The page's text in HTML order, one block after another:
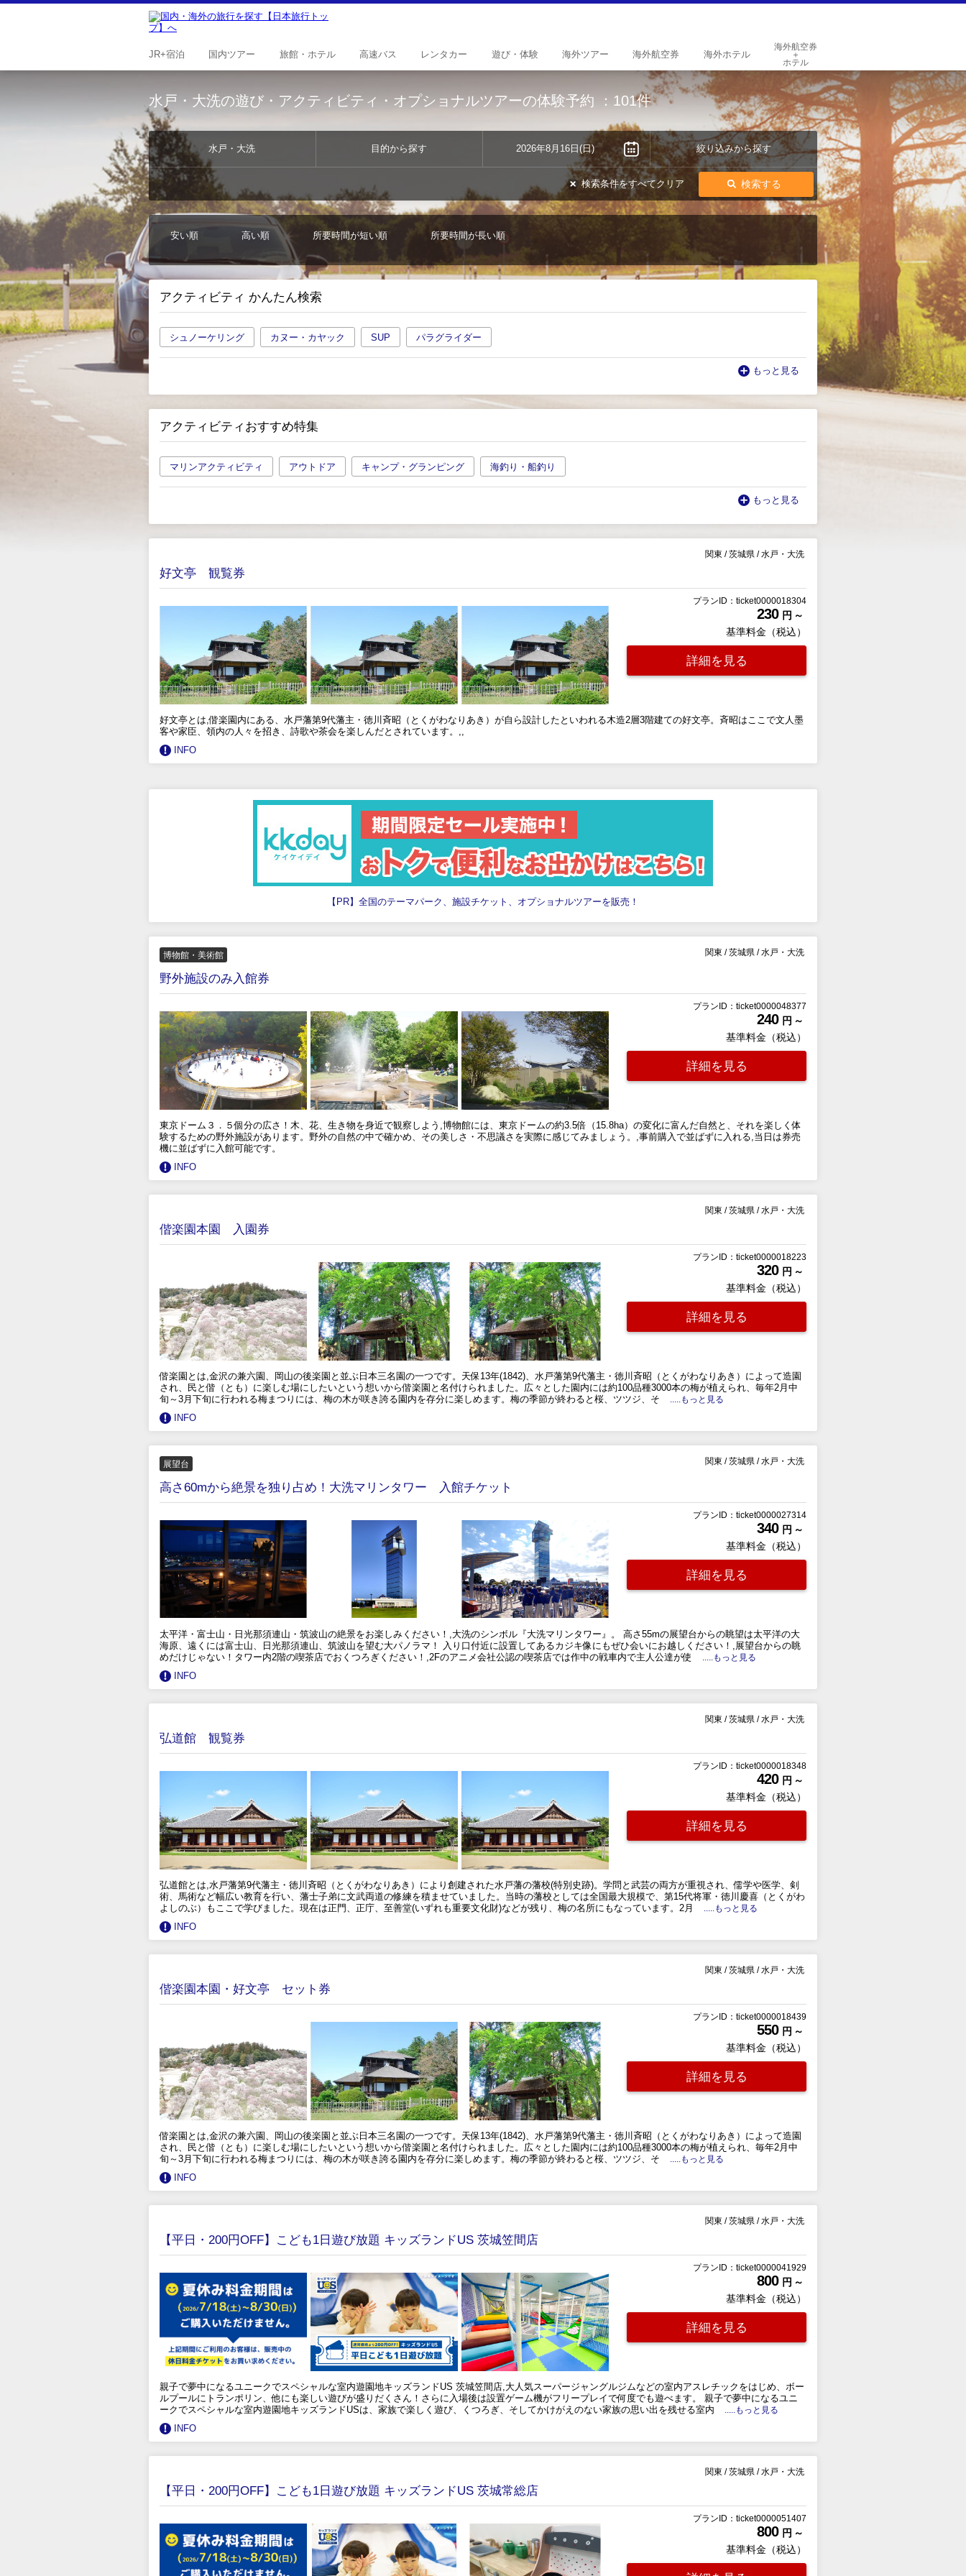
JR+宿泊 国内ツアー 旅館・ ホテル 高速バス レンタ カー 遊び・ 体験 海外ツアー 海外航空券 海外ホテル
海外航空券
＋
ホテル
水戸・大洗の遊び・アクティビティ・オプショナルツアーの体験予約 ：101件
水戸・大洗 目的から探す 2026年8月16日(日) 絞り込みから探す
検索する
検索条件をすべてクリア
安い順 高い順 所要時間が短い順 所要時間が長い順
アクティビティ かんたん検索
シュノーケリング カヌー・カヤック SUP パラグライダー
もっと見る
アクティビティおすすめ特集
マリンアクティビティ アウトドア キャンプ・グランピング 海釣り・船釣り
もっと見る
関東 / 茨城県 / 水戸・大洗
好文亭 観覧券
プランID：ticket0000018304
230 円 ～
基準料金（税込）
詳細を見る
好文亭とは,偕楽園内にある、水戸藩第9代藩主・徳川斉昭（とくがわなりあき）が自ら設計したといわれる木造2層3階建ての好文亭。斉昭はここで文人墨
客や家臣、領内の人々を招き、詩歌や茶会を楽しんだとされています。,,
INFO
【PR】全国のテーマパーク、施設チケット、オプショナルツアーを販売！
博物館・美術館 関東 / 茨城県 / 水戸・大洗
野外施設のみ入館券
プランID：ticket0000048377
240 円 ～
基準料金（税込）
詳細を見る
東京ドーム３．５個分の広さ！木、花、生き物を身近で観察しよう,博物館には、東京ドームの約3.5倍（15.8ha）の変化に富んだ自然と、それを楽しく体
験するための野外施設があります。野外の自然の中で確かめ、その美しさ・不思議さを実際に感じてみましょう。,事前購入で並ばずに入れる,当日は券売
機に並ばずに入館可能です。
INFO
関東 / 茨城県 / 水戸・大洗
偕楽園本園 入園券
プランID：ticket0000018223
320 円 ～
基準料金（税込）
詳細を見る
偕楽園とは,金沢の兼六園、岡山の後楽園と並ぶ日本三名園の一つです。天保13年(1842)、水戸藩第9代藩主・徳川斉昭（とくがわなりあき）によって造園
され、民と偕（とも）に楽しむ場にしたいという想いから偕楽園と名付けられました。広々とした園内には約100品種3000本の梅が植えられ、毎年2月中
旬～3月下旬に行われる梅まつりには、梅の木が咲き誇る園内を存分に楽しめます。梅の季節が終わると桜、ツツジ、そ
.....もっと見る
INFO
展望台 関東 / 茨城県 / 水戸・大洗
高さ60mから絶景を独り占め！大洗マリンタワー 入館チケット
プランID：ticket0000027314
340 円 ～
基準料金（税込）
詳細を見る
太平洋・富士山・日光那須連山・筑波山の絶景をお楽しみください！,大洗のシンボル『大洗マリンタワー』。 高さ55mの展望台からの眺望は太平洋の大
海原、遠くには富士山、日光那須連山、筑波山を望む大パノラマ！ 入り口付近に設置してあるカジキ像にもぜひ会いにお越しください！,展望台からの眺
めだけじゃない！タワー内2階の喫茶店でおくつろぎください！,2Fのアニメ会社公認の喫茶店では作中の戦車内で主人公達が使
.....もっと見る
INFO
関東 / 茨城県 / 水戸・大洗
弘道館 観覧券
プランID：ticket0000018348
420 円 ～
基準料金（税込）
詳細を見る
弘道館とは,水戸藩第9代藩主・徳川斉昭（とくがわなりあき）により創建された水戸藩の藩校(特別史跡)。学問と武芸の両方が重視され、儒学や医学、剣
術、馬術など幅広い教育を行い、藩士子弟に文武両道の修練を積ませていました。当時の藩校としては全国最大規模で、第15代将軍・徳川慶喜（とくがわ
よしのぶ）もここで学びました。現在は正門、正庁、至善堂(いずれも重要文化財)などが残り、梅の名所にもなっています。2月
.....もっと見る
INFO
関東 / 茨城県 / 水戸・大洗
偕楽園本園・好文亭 セット券
プランID：ticket0000018439
550 円 ～
基準料金（税込）
詳細を見る
偕楽園とは,金沢の兼六園、岡山の後楽園と並ぶ日本三名園の一つです。天保13年(1842)、水戸藩第9代藩主・徳川斉昭（とくがわなりあき）によって造園
され、民と偕（とも）に楽しむ場にしたいという想いから偕楽園と名付けられました。広々とした園内には約100品種3000本の梅が植えられ、毎年2月中
旬～3月下旬に行われる梅まつりには、梅の木が咲き誇る園内を存分に楽しめます。梅の季節が終わると桜、ツツジ、そ
.....もっと見る
INFO
関東 / 茨城県 / 水戸・大洗
【平日・200円OFF】こども1日遊び放題 キッズランドUS 茨城笠間店
プランID：ticket0000041929
800 円 ～
基準料金（税込）
詳細を見る
親子で夢中になるユニークでスペシャルな室内遊園地キッズランドUS 茨城笠間店,大人気スーパージャングルジムなどの室内アスレチックをはじめ、ボー
ルプールにトランポリン、他にも楽しい遊びが盛りだくさん！さらに入場後は設置ゲーム機がフリープレイで何度でも遊べます。 親子で夢中になるユニ
ークでスペシャルな室内遊園地キッズランドUSは、家族で楽しく遊び、くつろぎ、そしてかけがえのない家族の思い出を残せる室内
.....もっと見る
INFO
関東 / 茨城県 / 水戸・大洗
【平日・200円OFF】こども1日遊び放題 キッズランドUS 茨城常総店
プランID：ticket0000051407
800 円 ～
基準料金（税込）